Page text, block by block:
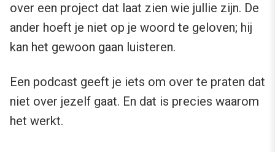
over een project dat laat zien wie jullie zijn. De
ander hoeft je niet op je woord te geloven; hij
kan het gewoon gaan luisteren.
Een podcast geeft je iets om over te praten dat
niet over jezelf gaat. En dat is precies waarom
het werkt.